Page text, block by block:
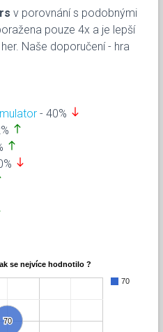
v porovnání s podobnými
pouze 4x a je lepší
Naše doporučení - hra
- 40% south
north
north
south
se nejvíce hodnotilo ?
70
70
70